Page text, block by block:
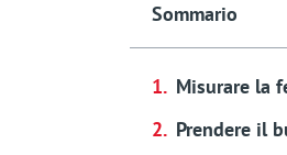
Sommario
Misurare la
Prendere il